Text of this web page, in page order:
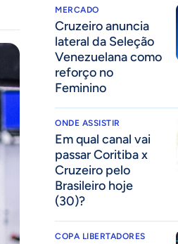
MERCADO
Cruzeiro anuncia
lateral da Seleção
Venezuelana como
reforço no
Feminino
ONDE ASSISTIR
Em qual canal vai
passar Coritiba x
Cruzeiro pelo
Brasileiro hoje
(30)?
COPA LIBERTADORES